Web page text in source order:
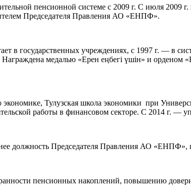
пенсионной системе с 2009 г. С июля
Председателя Правления АО «ЕНПФ».
в государственных учреждениях, с 1997 г. — в
медалью «Ерен еңбегі үшін» и орденом
экономике, Тулузская школа экономики при
работы в финансовом секторе. С 2014 г.
должность Председателя Правления АО «ЕНПФ»,
пенсионных накоплений, повышению